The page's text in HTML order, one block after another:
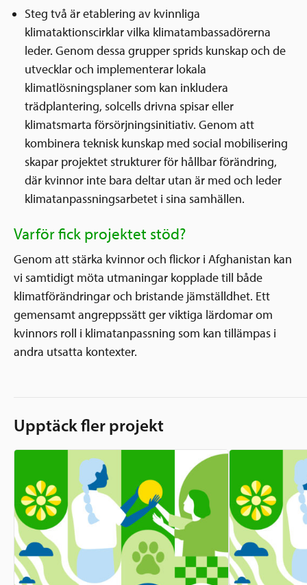
Steg två är etablering av kvinnliga
klimataktionscirklar vilka klimatambassadörerna
leder. Genom dessa grupper sprids kunskap och de
utvecklar och implementerar lokala
klimatlösningsplaner som kan inkludera
trädplantering, solcells drivna spisar eller
klimatsmarta försörjningsinitiativ. Genom att
kombinera teknisk kunskap med social mobilisering
skapar projektet strukturer för hållbar förändring,
där kvinnor inte bara deltar utan är med och leder
klimatanpassningsarbetet i sina samhällen.
Varför fick projektet stöd?
Genom att stärka kvinnor och flickor i Afghanistan kan
vi samtidigt möta utmaningar kopplade till både
klimatförändringar och bristande jämställdhet. Ett
gemensamt angreppssätt ger viktiga lärdomar om
kvinnors roll i klimatanpassning som kan tillämpas i
andra utsatta kontexter.
Upptäck fler projekt